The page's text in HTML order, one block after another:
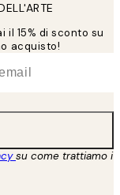
15% di sconto su
acquisto!
su come trattiamo i